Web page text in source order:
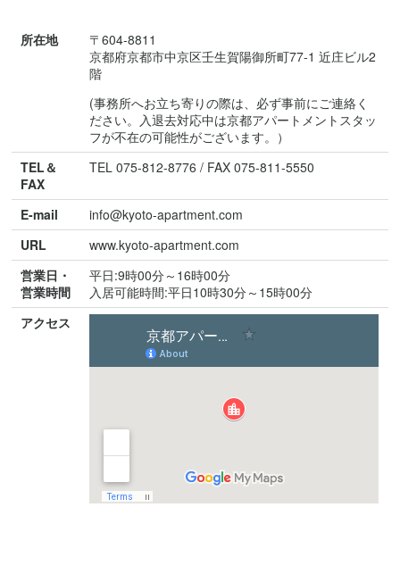
所在地
〒604-8811
京都府京都市中京区壬生賀陽御所町77-1 近庄ビル2
階
(事務所へお立ち寄りの際は、必ず事前にご連絡く
ださい。入退去対応中は京都アパートメントスタッ
フが不在の可能性がございます。）
TEL＆
FAX
TEL 075-812-8776 / FAX 075-811-5550
E-mail
info@kyoto-apartment.com
URL
www.kyoto-apartment.com
営業日・
営業時間
平日:9時00分～16時00分
入居可能時間:平日10時30分～15時00分
アクセス